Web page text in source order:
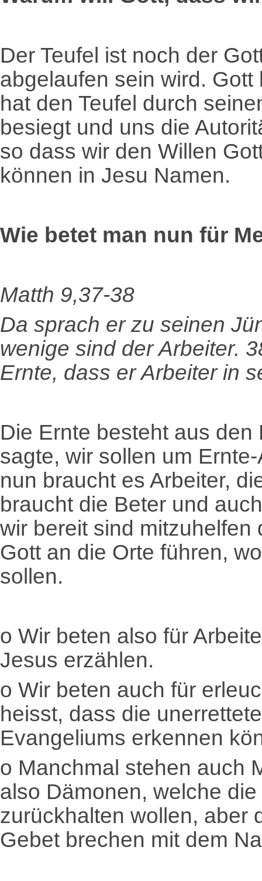
Der Teufel ist noch der
abgelaufen sein wird.
hat den Teufel durch
besiegt und uns die
so dass wir den Willen
können in Jesu Namen.
Wie betet man nun für
Matth 9,37-38
Da sprach er zu seinen
wenige sind der Arbeiter.
Ernte, dass er Arbeiter in
Die Ernte besteht aus
sagte, wir sollen um
nun braucht es Arbeiter,
braucht die Beter und
wir bereit sind
Gott an die Orte führen,
sollen.
o Wir beten also für
Jesus erzählen.
o Wir beten auch für
heisst, dass die
Evangeliums erkennen
o Manchmal stehen auch
also Dämonen, welche
zurückhalten wollen, aber
Gebet brechen mit dem